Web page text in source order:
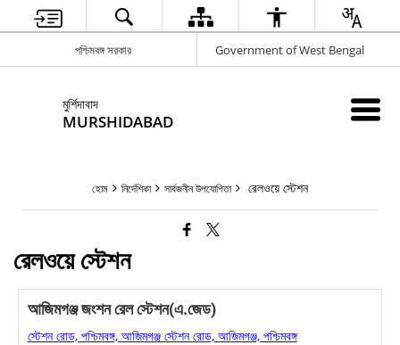
পশ্চিমবঙ্গ সরকার Government of West Bengal
মুর্শিদাবাদ
MURSHIDABAD
হোম নির্দেশিকা সার্বজনীন উপযোগিতা রেলওয়ে স্টেশন
রেলওয়ে স্টেশন
আজিমগঞ্জ জংশন রেল স্টেশন(এ.জেড)
স্টেশন রোড, পশ্চিমবঙ্গ, আজিমগঞ্জ স্টেশন রোড, আজিমগঞ্জ, পশ্চিমবঙ্গ